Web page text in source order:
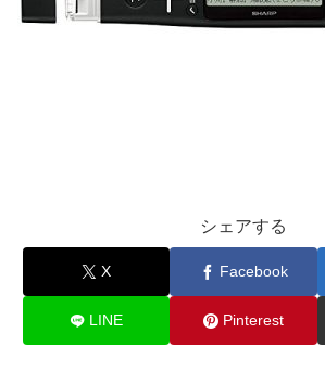
シェアする
X Facebook
LINE Pinterest